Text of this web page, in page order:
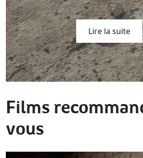
Lire la suite
Films
vous